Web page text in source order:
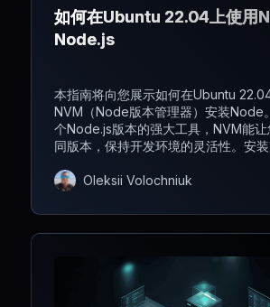
如何在Ubuntu 22.04上使用
Node.js
本指南将向您展示如何在Ubuntu
NVM（Node版本管理器）安装Node
个Node.js版本的强大工具，NVM能让
同版本，保持开发环境的灵活性。安
Oleksii Volochniuk